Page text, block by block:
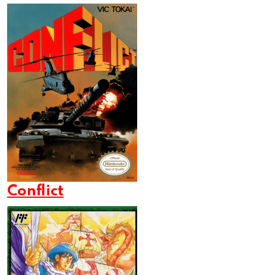
Conflict